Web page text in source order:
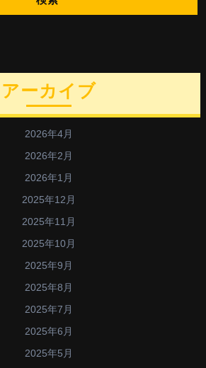
アーカイブ
2026年4月
2026年2月
2026年1月
2025年12月
2025年11月
2025年10月
2025年9月
2025年8月
2025年7月
2025年6月
2025年5月